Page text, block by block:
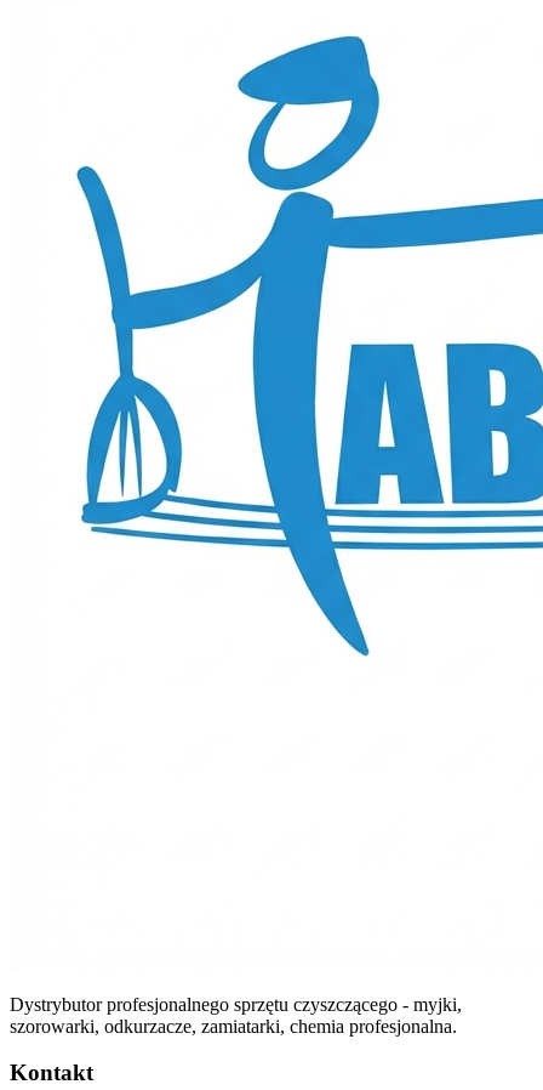
Dystrybutor profesjonalnego sprzętu czyszczącego - myjki,
szorowarki, odkurzacze, zamiatarki, chemia profesjonalna.
Kontakt